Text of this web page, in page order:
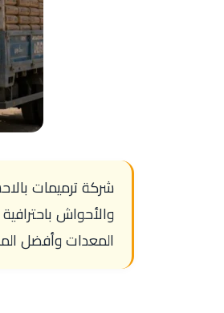
شركة ترميمات
والأحواش
المعدات وأفضل